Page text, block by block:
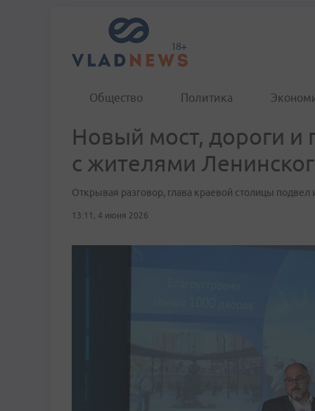
Общество Политика
Новый мост, дороги и
с жителями
Открывая разговор, глава краевой столицы подвел
13:11, 4 июня 2026